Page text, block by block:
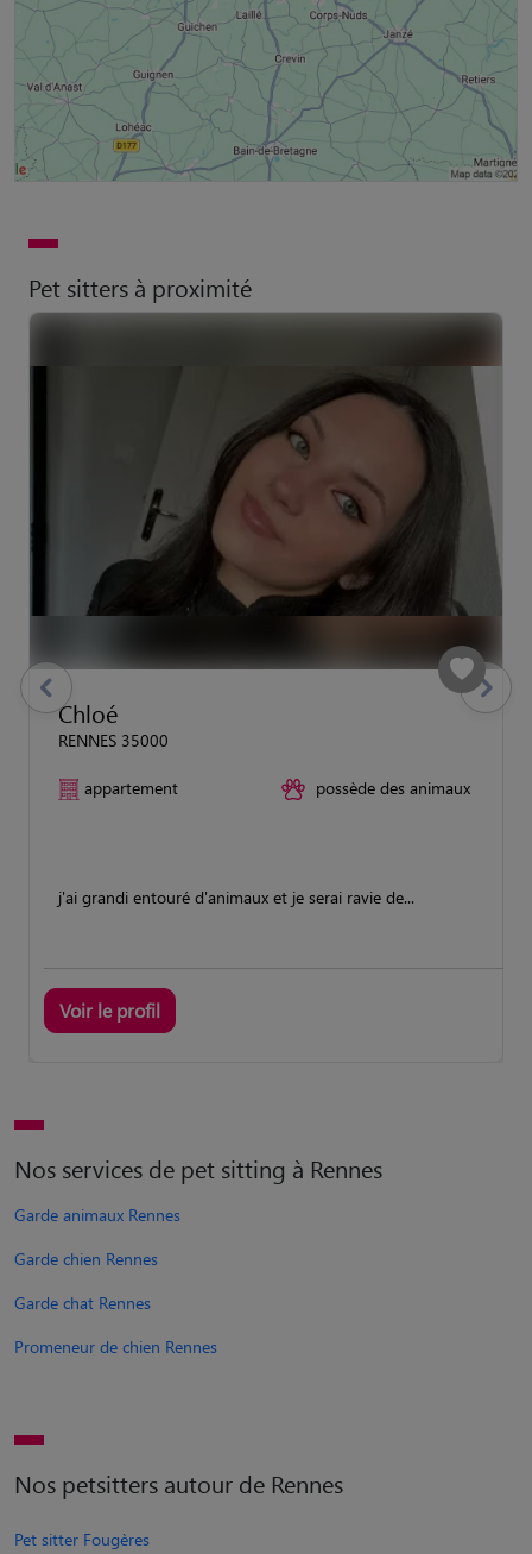
Pet sitters à proximité
Chloé
RENNES 35000
appartement possède des animaux
j'ai grandi entouré d'animaux et je serai ravie de...
Voir le profil
previous Suivant
Nos services de pet sitting à Rennes
Garde animaux Rennes
Garde chien Rennes
Garde chat Rennes
Promeneur de chien Rennes
Nos petsitters autour de Rennes
Pet sitter Fougères